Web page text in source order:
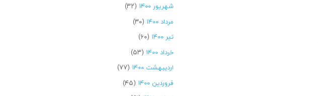
شهریور ۱۴۰۰
(۳۲)
مرداد ۱۴۰۰
(۳۰)
تیر ۱۴۰۰
(۶۰)
خرداد ۱۴۰۰
(۵۳)
اردیبهشت ۱۴۰۰
(۷۷)
فروردین ۱۴۰۰
(۴۵)